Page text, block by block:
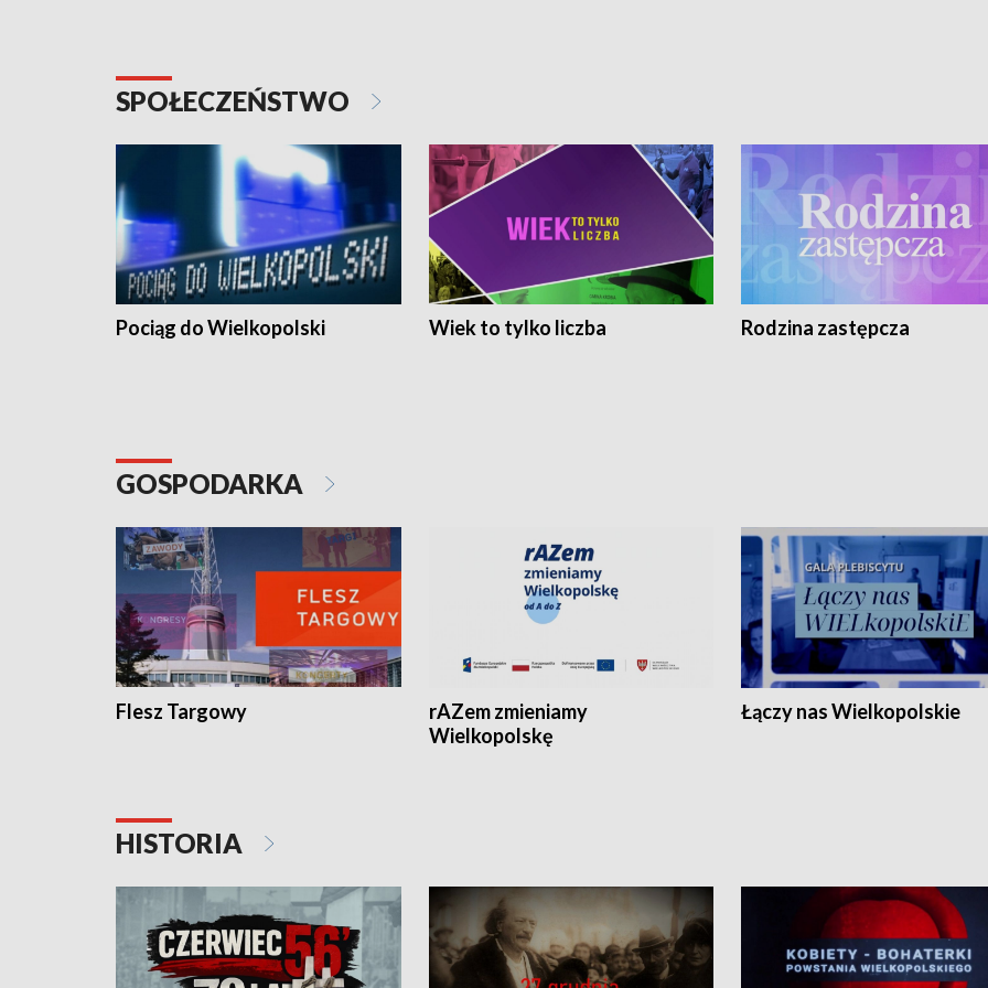
SPOŁECZEŃSTWO
Pociąg do Wielkopolski Wiek to tylko liczba Rodzina zastępcza
GOSPODARKA
Flesz Targowy
rAZem zmieniamy
Wielkopolskę
Łączy nas Wielkopolskie
HISTORIA